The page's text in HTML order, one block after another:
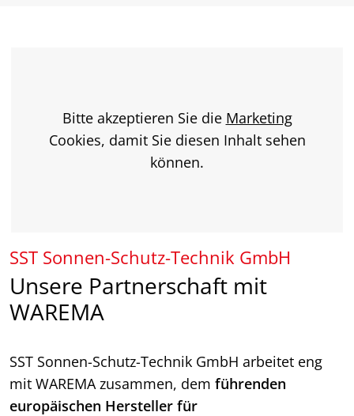
Bitte akzeptieren Sie die Marketing
Cookies, damit Sie diesen Inhalt sehen
können.
SST Sonnen-Schutz-Technik GmbH
Unsere Partnerschaft mit
WAREMA
SST Sonnen-Schutz-Technik GmbH arbeitet eng
mit WAREMA zusammen, dem führenden
europäischen Hersteller für